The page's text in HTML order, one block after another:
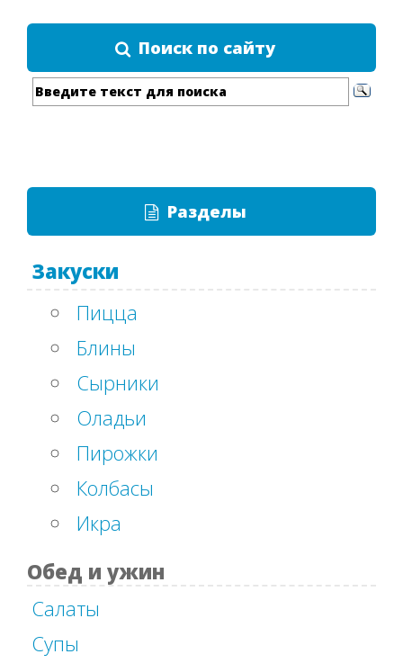
Поиск по сайту
Разделы
Закуски
Пицца
Блины
Сырники
Оладьи
Пирожки
Колбасы
Икра
Обед и ужин
Салаты
Супы